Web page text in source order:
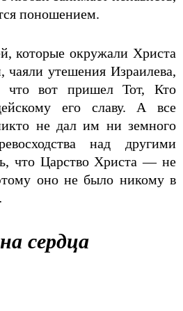
поношением.
которые окружали Христа
утешения Израилева,
что вот пришел Тот, Кто
его славу. А все
не дал им ни земного
над другими
что Царство Христа — не
оно не было никому в
сердца